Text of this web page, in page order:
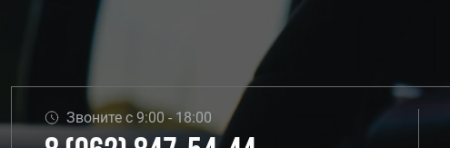
Звоните с 9:00 - 18:00